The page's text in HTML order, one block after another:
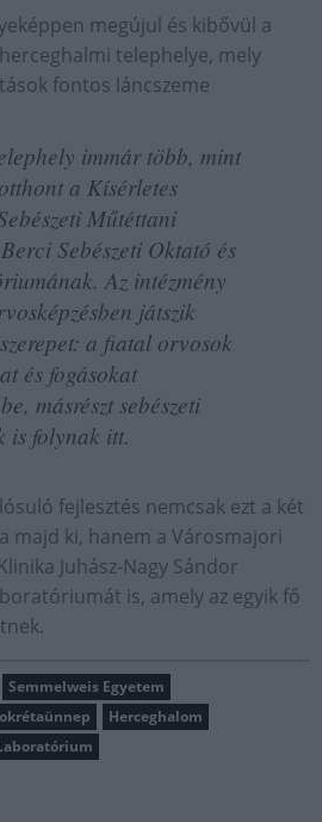
megújul és kibővül a
telephelye, mely
fontos láncszeme
immár több, mint
a Kísérletes
Műtéttani
Sebészeti Oktató és
Az intézmény
játszik
a fiatal orvosok
és fogásokat
másrészt sebészeti
is folynak itt.
fejlesztés nemcsak ezt a két
majd ki, hanem a Városmajori
Juhász-Nagy Sándor
is, amely az egyik fő
Semmelweis Egyetem
Herceghalom